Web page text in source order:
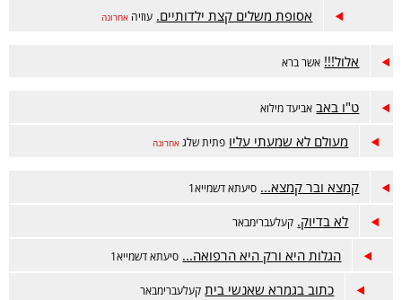
אסופת משלים קצת ילדותיים. עוזיה אחרונה
אלול!!! אשר ברא
ט"ו באב אביעד מילוא
מעולם לא שמעתי עליו פתית שלג אחרונה
קמצא ובר קמצא... סיעתא דשמייא1
לא בדיוק. קעלעברימבאר
הגלות היא ורק היא הרפואה... סיעתא דשמייא1
כתוב בגמרא שאנשי בית קעלעברימבאר